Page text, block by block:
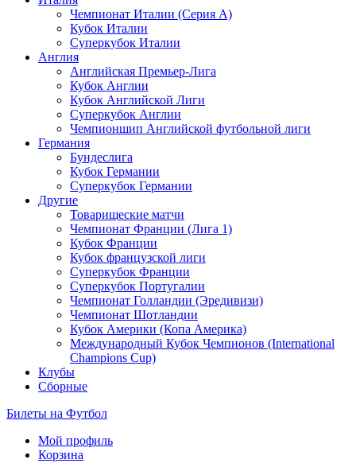
Чемпионат Италии (Серия А)
Кубок Италии
Суперкубок Италии
Англия
Английская Премьер-Лига
Кубок Англии
Кубок Английской Лиги
Суперкубок Англии
Чемпионшип Английской футбольной лиги
Германия
Бундеслига
Кубок Германии
Суперкубок Германии
Другие
Товарищеские матчи
Чемпионат Франции (Лига 1)
Кубок Франции
Кубок французской лиги
Суперкубок Франции
Суперкубок Португалии
Чемпионат Голландии (Эредивизи)
Чемпионат Шотландии
Кубок Америки (Копа Америка)
Международный Кубок Чемпионов (International
Champions Cup)
Клубы
Сборные
Билеты на Футбол
Мой профиль
Корзина